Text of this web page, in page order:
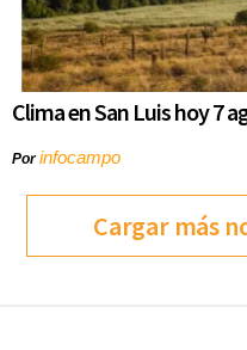
Clima en San Luis hoy 7
Porinfocampo
Cargar más